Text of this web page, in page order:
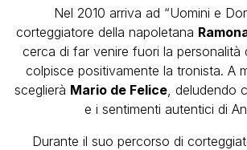
Nel 2010 arriva ad “Uomini e
corteggiatore della napoletana
cerca di far venire fuori la personalità
colpisce positivamente la tronista. A
sceglierà Mario de Felice, deludendo
e i sentimenti autentici di
Durante il suo percorso di